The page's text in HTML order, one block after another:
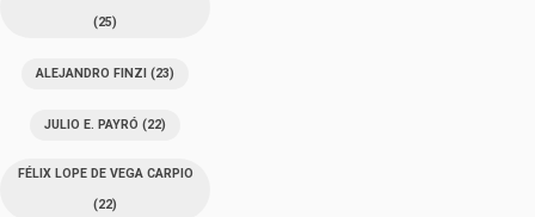
(25)
ALEJANDRO FINZI (23)
JULIO E. PAYRÓ (22)
FÉLIX LOPE DE VEGA CARPIO
(22)